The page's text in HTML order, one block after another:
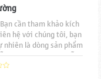
cần tham khảo kích
hệ với chúng tôi, bạn
là dòng sản phẩm
phòng Gia Nguyễn,
mẫu mã đẹp, độ bền